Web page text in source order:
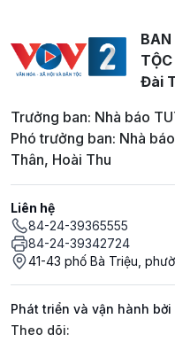
BAN
TỘC
Đài
Trưởng ban: Nhà báo
Phó trưởng ban: Nhà
Thân, Hoài Thu
Liên hệ
84-24-39365555
84-24-39342724
41-43 phố Bà Triệu,
Phát triển và vận hành bởi
Mạng xã hội
Theo dõi: